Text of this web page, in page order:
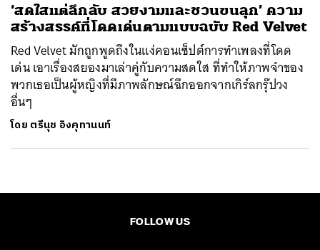
‘สดใสแต่ลึกลับ สวยงามและชวนขนลุก’ ความ
สร้างสรรค์ที่โดดเด่นตามแบบฉบับ Red Velvet
Red Velvet มักถูกพูดถึงในแง่คอนเซ็ปต์การทำเพลงที่โดด
เด่น เอาเรื่องสยองมาเล่าคู่กับความสดใส ที่ทำให้ภาพจำของ
พวกเธอเป็นผู้หญิงที่มีภาพลักษณ์ฉีกออกจากเกิร์ลกรุ๊ปวง
อื่นๆ
โดย ตรีนุช อิงคุทานนท์
FOLLOW US